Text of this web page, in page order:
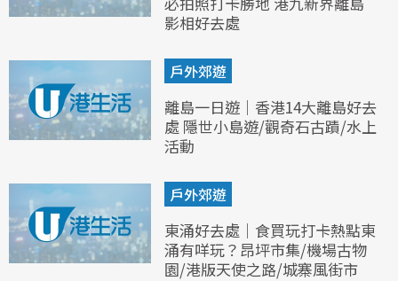
影相好去處
戶外郊遊
離島一日遊｜香港14大離島好去
處 隱世小島遊/觀奇石古蹟/水上
活動
戶外郊遊
東涌好去處｜食買玩打卡熱點東
涌有咩玩？昂坪市集/機場古物
園/港版天使之路/城寨風街市